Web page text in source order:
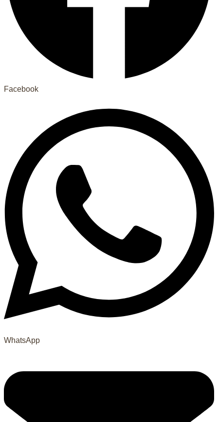
Facebook
WhatsApp